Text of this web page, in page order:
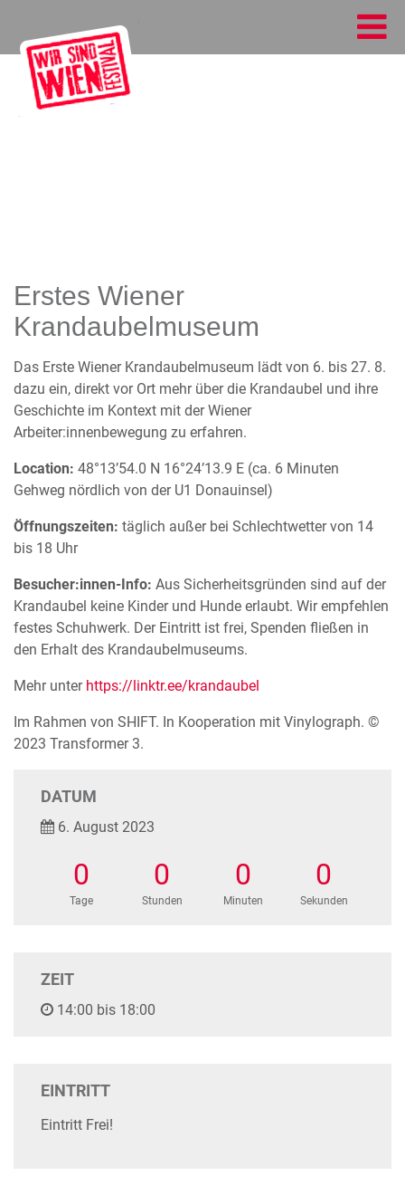
Erstes Wiener
Krandaubelmuseum
Das Erste Wiener Krandaubelmuseum lädt von 6. bis 27. 8.
dazu ein, direkt vor Ort mehr über die Krandaubel und ihre
Geschichte im Kontext mit der Wiener
Arbeiter:innenbewegung zu erfahren.
Location: 48°13’54.0 N 16°24’13.9 E (ca. 6 Minuten
Gehweg nördlich von der U1 Donauinsel)
Öffnungszeiten: täglich außer bei Schlechtwetter von 14
bis 18 Uhr
Besucher:innen-Info: Aus Sicherheitsgründen sind auf der
Krandaubel keine Kinder und Hunde erlaubt. Wir empfehlen
festes Schuhwerk. Der Eintritt ist frei, Spenden fließen in
den Erhalt des Krandaubelmuseums.
Mehr unter https://linktr.ee/krandaubel
Im Rahmen von SHIFT. In Kooperation mit Vinylograph. ©
2023 Transformer 3.
DATUM
6. August 2023
0
Tage
0
Stunden
0
Minuten
0
Sekunden
ZEIT
14:00 bis 18:00
EINTRITT
Eintritt Frei!